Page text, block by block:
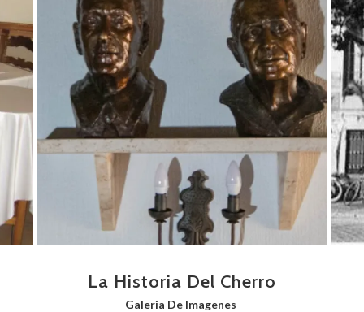
La Historia Del Cherro
Galeria De Imagenes